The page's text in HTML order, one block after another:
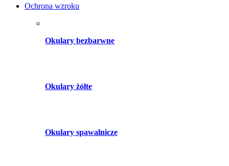
Ochrona wzroku
Okulary bezbarwne
Okulary żółte
Okulary spawalnicze